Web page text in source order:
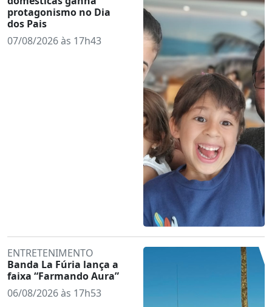
protagonismo no Dia
dos Pais
07/08/2026 às 17h43
ENTRETENIMENTO
Banda La Fúria lança a
faixa “Farmando Aura”
06/08/2026 às 17h53